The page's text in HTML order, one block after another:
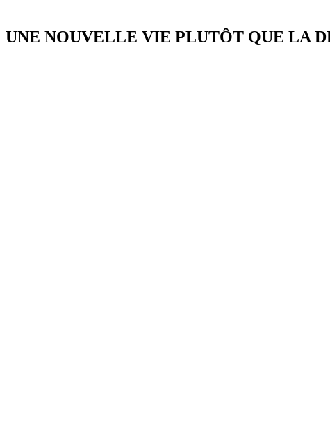
+
UNE NOUVELLE VIE PLUTÔT QUE LA